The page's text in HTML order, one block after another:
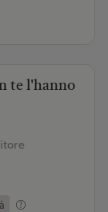
te l'hanno